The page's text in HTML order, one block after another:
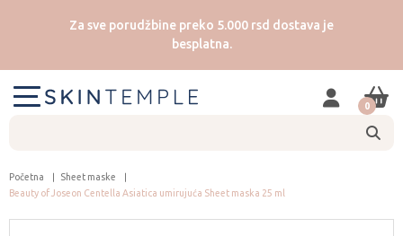
Za sve porudžbine preko 5.000 rsd dostava je
besplatna.
0
Početna
Sheet maske
Beauty of Joseon Centella Asiatica umirujuća Sheet maska 25 ml